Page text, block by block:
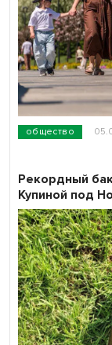
общество
Рекордный
Купиной под